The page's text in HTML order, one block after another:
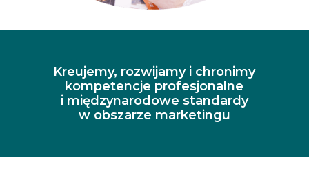
Kreujemy, rozwijamy i chronimy
kompetencje profesjonalne
i międzynarodowe standardy
w obszarze marketingu